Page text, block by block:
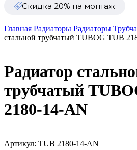
Скидка 20% на монтаж
Главная Радиаторы Радиаторы
стальной трубчатый TUBOG TUB
Радиатор
трубчатый
2180-14-AN
Артикул: TUB 2180-14-AN